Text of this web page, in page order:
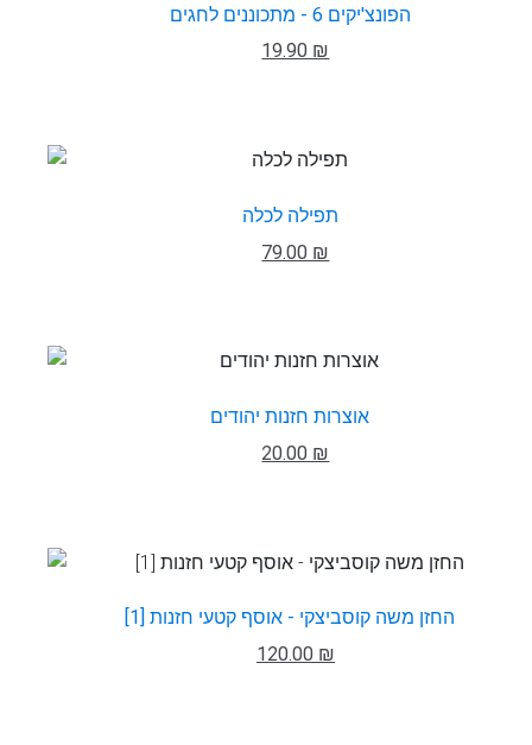
הפונצ'יקים 6 - מתכוננים לחגים
19.90 ₪
תפילה לכלה
79.00 ₪
אוצרות חזנות יהודים
20.00 ₪
החזן משה קוסביצקי - אוסף קטעי חזנות [1]
120.00 ₪